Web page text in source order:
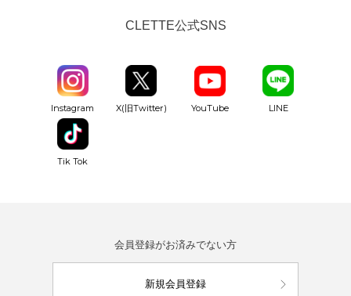
CLETTE公式SNS
Instagram X(旧Twitter) YouTube LINE
Tik Tok
会員登録がお済みでない方
新規会員登録